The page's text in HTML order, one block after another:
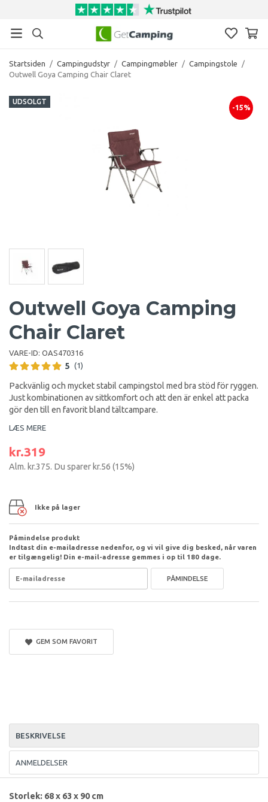
Startsiden / Campingudstyr / Campingmøbler / Campingstole
/
Outwell Goya Camping Chair Claret
UDSOLGT
-15%
Outwell Goya Camping
Chair Claret
VARE-ID: OAS470316
5 (1)
Packvänlig och mycket stabil campingstol med bra stöd för ryggen.
Just kombinationen av sittkomfort och att den är enkel att packa
gör den till en favorit bland tältcampare.
LÆS MERE
kr.319
Alm. kr.375. Du sparer kr.56 (15%)
Ikke på lager
Påmindelse produkt
Indtast din e-mailadresse nedenfor, og vi vil give dig besked, når varen
er tilgængelig! Din e-mail-adresse gemmes i op til 180 dage.
PÅMINDELSE
GEM SOM FAVORIT
BESKRIVELSE
ANMELDELSER
Storlek: 68 x 63 x 90 cm